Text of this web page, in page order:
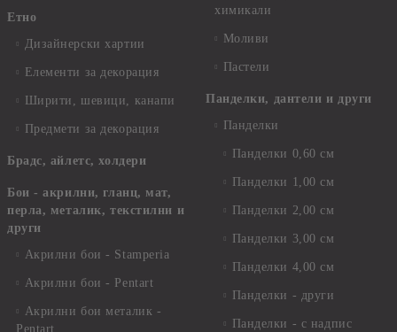
Етно
Дизайнерски хартии
Елементи за декорация
Ширити, шевици, канапи
Предмети за декорация
Брадс, айлетс, холдери
Бои - акрилни, гланц, мат,
перла, металик, текстилни и
други
Акрилни бои - Stamperia
Акрилни бои - Pentart
Акрилни бои металик -
Pentart
химикали
Моливи
Пастели
Панделки, дантели и други
Панделки
Панделки 0,60 см
Панделки 1,00 см
Панделки 2,00 см
Панделки 3,00 см
Панделки 4,00 см
Панделки - други
Панделки - с надпис